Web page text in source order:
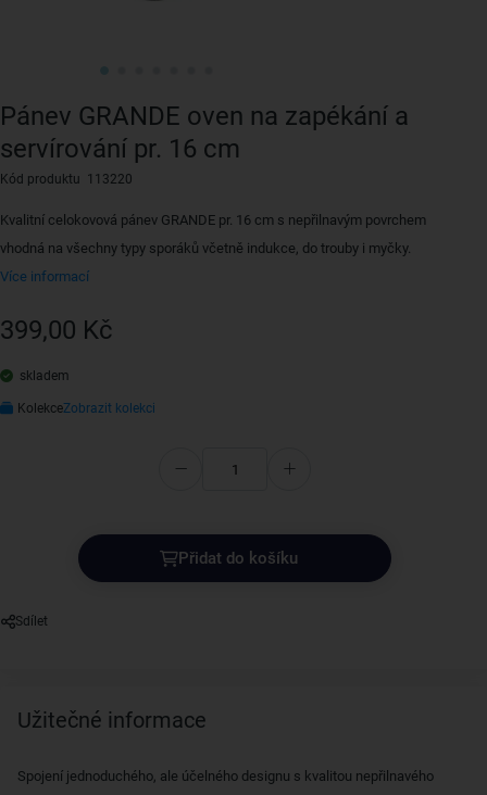
Pánev GRANDE oven na zapékání a
servírování pr. 16 cm
Kód produktu 113220
Kvalitní celokovová pánev GRANDE pr. 16 cm s nepřilnavým povrchem
vhodná na všechny typy sporáků včetně indukce, do trouby i myčky.
Více informací
399,00 Kč
skladem
KolekceZobrazit kolekci
Přidat do košíku
Sdílet
Užitečné informace
Spojení jednoduchého, ale účelného designu s kvalitou nepřilnavého